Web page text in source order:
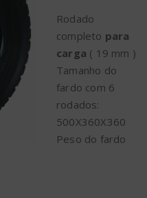
Rodado
completo para
carga ( 19 mm )
Tamanho do
fardo com 6
rodados:
500X360X360
Peso do fardo